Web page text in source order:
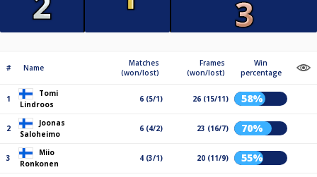
# Name
Matches
(won/lost)
Frames
(won/lost)
Win
percentage
1
Tomi
Lindroos
6 (5/1) 26 (15/11) 58%
2
Joonas
Saloheimo
6 (4/2) 23 (16/7) 70%
3
Miio
Ronkonen
4 (3/1) 20 (11/9) 55%